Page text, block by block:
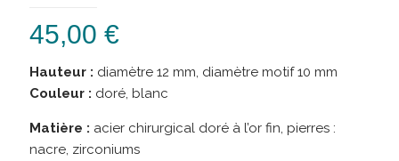
45,00 €
Hauteur : diamètre 12 mm, diamètre motif 10 mm
Couleur : doré, blanc
Matière : acier chirurgical doré à l’or fin, pierres :
nacre, zirconiums